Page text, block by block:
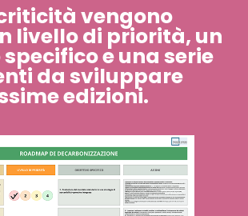
vengono
livello di priorità, un
e una serie
da sviluppare
edizioni.​​​​​​​